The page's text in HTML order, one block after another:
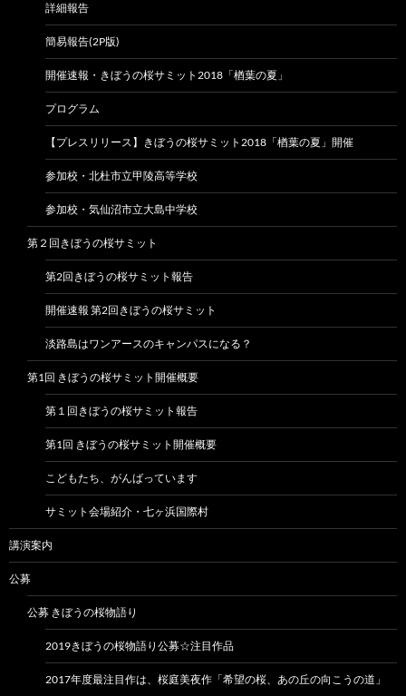
詳細報告
簡易報告(2P版)
開催速報・きぼうの桜サミット2018「楢葉の夏」
プログラム
【プレスリリース】きぼうの桜サミット2018「楢葉の夏」開催
参加校・北杜市立甲陵高等学校
参加校・気仙沼市立大島中学校
第２回きぼうの桜サミット
第2回きぼうの桜サミット報告
開催速報 第2回きぼうの桜サミット
淡路島はワンアースのキャンパスになる？
第1回 きぼうの桜サミット開催概要
第１回きぼうの桜サミット報告
第1回 きぼうの桜サミット開催概要
こどもたち、がんばっています
サミット会場紹介・七ヶ浜国際村
講演案内
公募
公募 きぼうの桜物語り
2019きぼうの桜物語り公募☆注目作品
2017年度最注目作は、桜庭美夜作「希望の桜、あの丘の向こうの道」